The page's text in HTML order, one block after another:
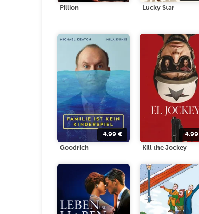
Pillion Lucky Star
4.99€
Goodrich
4.99
Kill the Jockey